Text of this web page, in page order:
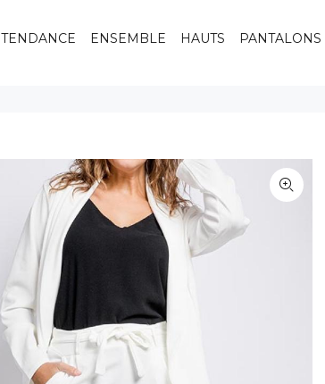
TENDANCE ENSEMBLE HAUTS PANTALONS